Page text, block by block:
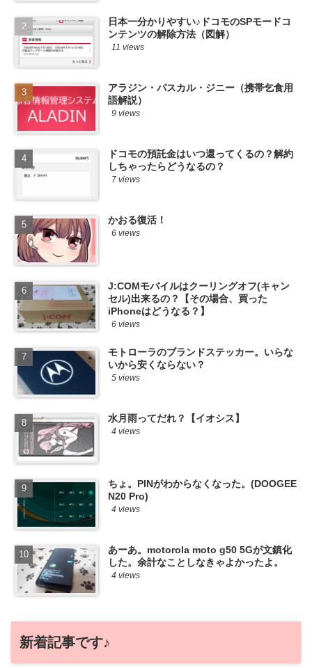
日本一分かりやすい♪ドコモのSPモードコ
ンテンツの解除方法（図解）
11 views
アラジン・パスカル・ジニー（携帯乞食用
語解説）
9 views
ドコモの預託金はいつ還ってくるの？解約
しちゃったらどうなるの？
7 views
かおる復活！
6 views
J:COMモバイルはクーリングオフ(キャン
セル)出来るの？【その場合、買った
iPhoneはどうなる？】
6 views
モトローラのブランドステッカー。いらな
いから安くならない？
5 views
水月雨ってだれ？【イオシス】
4 views
ちょ。PINがわからなくなった。(DOOGEE
N20 Pro)
4 views
あーあ。motorola moto g50 5Gが文鎮化
した。余計なことしなきゃよかったよ。
4 views
新着記事です♪